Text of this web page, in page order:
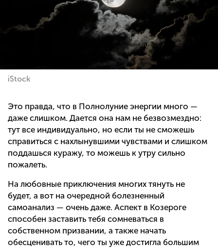
iStock
Это правда, что в Полнолуние энергии много —
даже слишком. Дается она нам не безвозмездно:
тут все индивидуально, но если ты не сможешь
справиться с нахлынувшими чувствами и слишком
поддашься куражу, то можешь к утру сильно
пожалеть.
На любовные приключения многих тянуть не
будет, а вот на очередной болезненный
самоанализ — очень даже. Аспект в Козероге
способен заставить тебя сомневаться в
собственном призвании, а также начать
обесценивать то, чего ты уже достигла большим